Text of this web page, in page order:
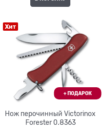
Хит
Нож перочинный Victorinox
Forester 0.8363